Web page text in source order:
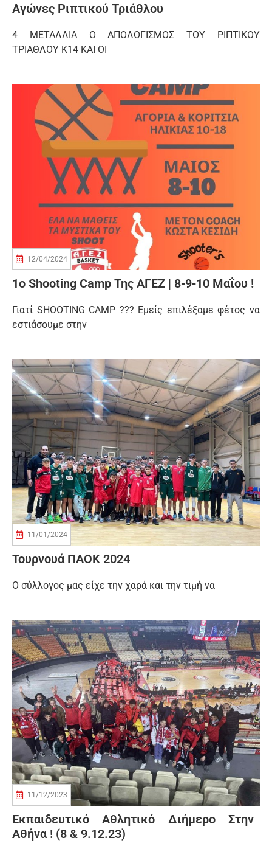
Αγώνες Ριπτικού Τριάθλου
4 ΜΕΤΑΛΛΙΑ Ο ΑΠΟΛΟΓΙΣΜΟΣ ΤΟΥ ΡΙΠΤΙΚΟΥ
ΤΡΙΑΘΛΟΥ Κ14 ΚΑΙ ΟΙ
12/04/2024
1o Shooting Camp Της ΑΓΕΖ | 8-9-10 Μαΐου !
Γιατί SHOOTING CAMP ??? Εμείς επιλέξαμε φέτος να
εστιάσουμε στην
11/01/2024
Τουρνουά ΠΑΟΚ 2024
Ο σύλλογος μας είχε την χαρά και την τιμή να
11/12/2023
Εκπαιδευτικό Αθλητικό Διήμερο Στην
Αθήνα ! (8 & 9.12.23)